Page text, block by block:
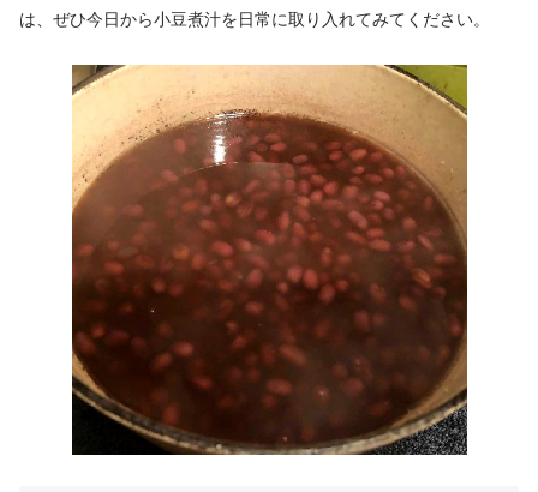
は、ぜひ今日から小豆煮汁を日常に取り入れてみてください。